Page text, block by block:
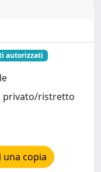
autorizzati
privato/ristretto
una copia